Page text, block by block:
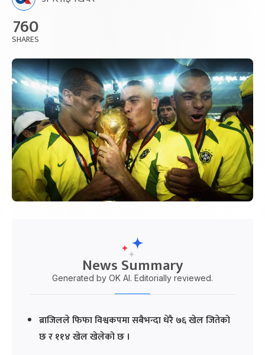
760
SHARES
News Summary
Generated by OK AI. Editorially reviewed.
ब्राजिलले फिफा विश्वकपमा सबैभन्दा धेरै ७६ खेल जितेको
छ र ११४ खेल खेलेको छ ।